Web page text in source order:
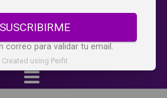
SUSCRIBIRME
correo para validar tu email.
Created using Perfit